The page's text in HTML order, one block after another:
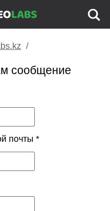
сообщение
почты *